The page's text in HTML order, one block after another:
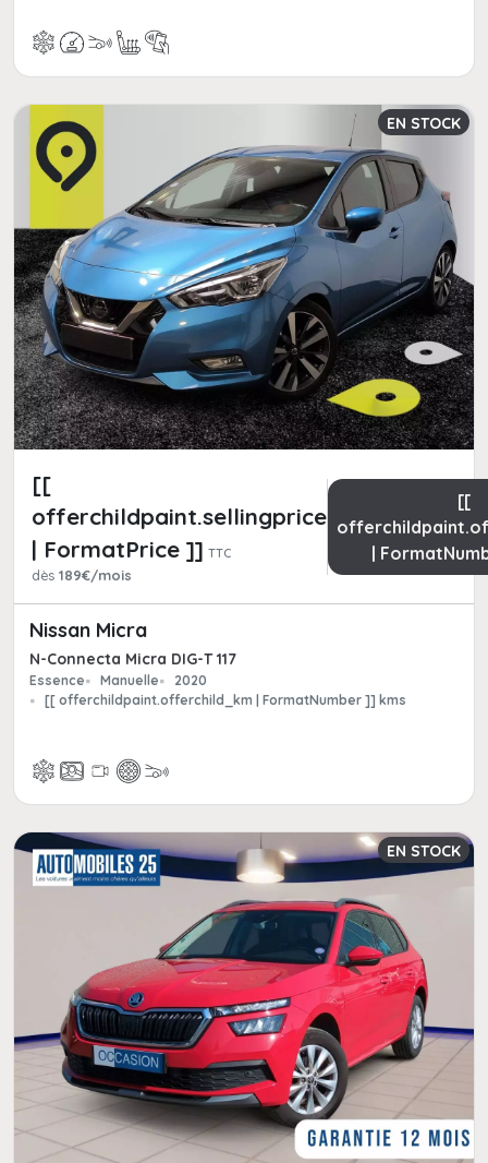
EN STOCK
[[
offerchildpaint.sellingpricepart_ttc
| FormatPrice ]] TTC
dès 189€/mois
[[
|
Nissan Micra
N-Connecta Micra DIG-T 117
Essence Manuelle
2020
[[ offerchildpaint.offerchild_km | FormatNumber ]] kms
EN STOCK